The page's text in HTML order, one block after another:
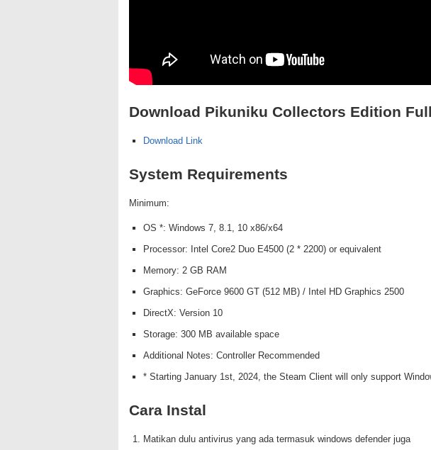
Download Pikuniku Collectors Edition
Download Link
System Requirements
Minimum:
OS *: Windows 7, 8.1, 10 x86/x64
Processor: Intel Core2 Duo E4500 (2 * 2200) or equivalent
Memory: 2 GB RAM
Graphics: GeForce 9600 GT (512 MB) / Intel HD Graphics 2500
DirectX: Version 10
Storage: 300 MB available space
Additional Notes: Controller Recommended
* Starting January 1st, 2024, the Steam Client will only support
Cara Instal
Matikan dulu antivirus yang ada termasuk windows defender juga